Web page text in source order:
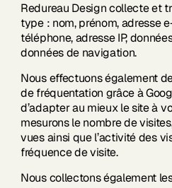
Redureau Design collecte et
type : nom, prénom, adresse
téléphone, adresse IP,
données de navigation.
Nous effectuons également
de fréquentation grâce à
d’adapter au mieux le site à
mesurons le nombre de
vues ainsi que l’activité des
fréquence de visite.
Nous collectons également